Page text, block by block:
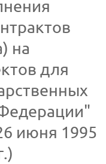
на
для
июня 1995